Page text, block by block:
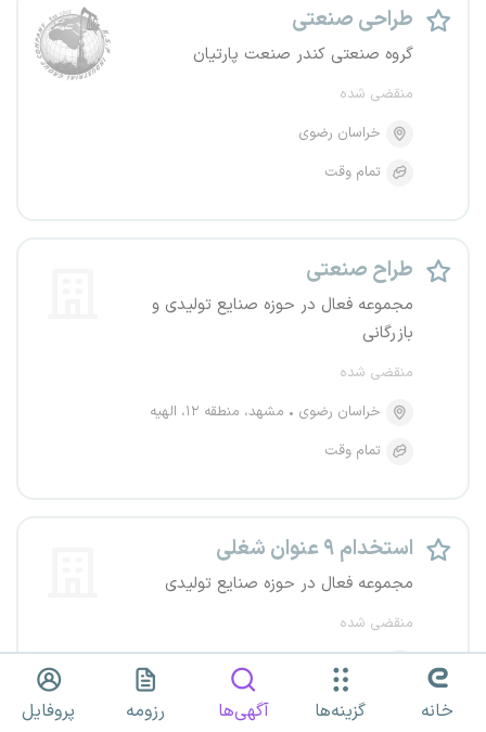
طراحی صنعتی
گروه صنعتی کندر صنعت پارتیان
منقضی شده
خراسان رضوی
تمام وقت
طراح صنعتی
مجموعه فعال در حوزه صنایع تولیدی و
بازرگانی
منقضی شده
خراسان رضوی
مشهد، منطقه ۱۲، الهیه
تمام وقت
استخدام ۹ عنوان شغلی
مجموعه فعال در حوزه صنایع تولیدی
منقضی شده
کل کشور
تمام وقت
خانه گزینه‌ها آگهی‌ها رزومه پروفایل